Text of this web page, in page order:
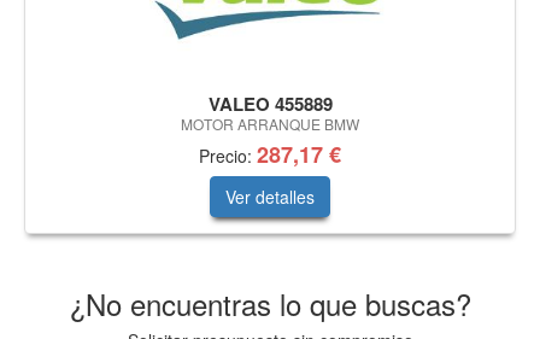
VALEO 455889
MOTOR ARRANQUE BMW
Precio: 287,17 €
Ver detalles
¿No encuentras lo que buscas?